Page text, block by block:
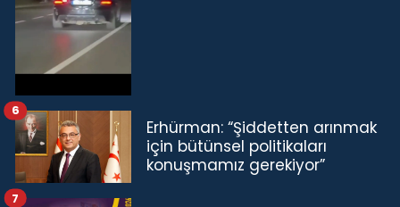
Erhürman: “Şiddetten arınmak
için bütünsel politikaları
konuşmamız gerekiyor”
6
7